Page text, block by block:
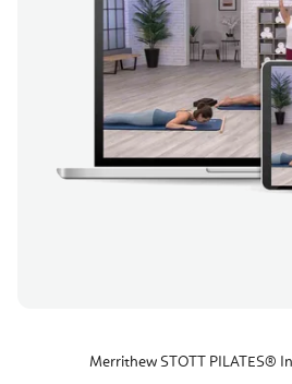
Merrithew STOTT PILATES®